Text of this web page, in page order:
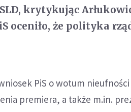
krytykując
oceniło, że polityka
PiS o wotum
premiera, a także m.in.